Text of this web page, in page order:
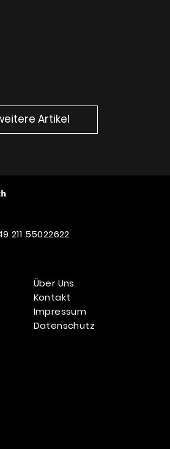
Artikel
211 55022622
Über Uns
Kontakt
Impressum
Datenschutz